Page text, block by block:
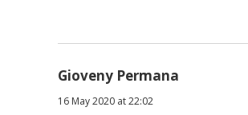
Gioveny Permana
16 May 2020 at 22:02